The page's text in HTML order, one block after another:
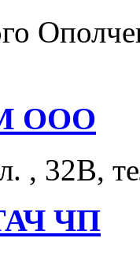
ООО
, 32В,
ЧП